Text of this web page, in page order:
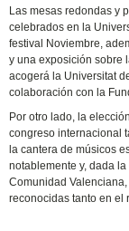
Las mesas redondas y
celebrados en la
festival Noviembre,
y una exposición sobre
acogerá la Universitat
colaboración con la
Por otro lado, la
congreso internacional
la cantera de músicos
notablemente y, dada
Comunidad
reconocidas tanto en el